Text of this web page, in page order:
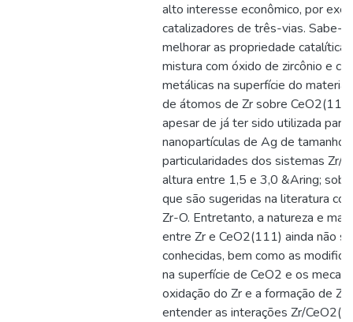
alto interesse econômico, por
catalizadores de três-vias. Sabe-
melhorar as propriedade
mistura com óxido de zircônio e
metálicas na superfície do
de átomos de Zr sobre
apesar de já ter sido utilizada
nanopartículas de Ag de tamanho
particularidades dos sistemas Zr/
altura entre 1,5 e 3,0 &Aring;
que são sugeridas na literatura
Zr-O. Entretanto, a natureza e
entre Zr e CeO2(111) ainda não
conhecidas, bem como as
na superfície de CeO2 e os
oxidação do Zr e a formação de
entender as interações Zr/